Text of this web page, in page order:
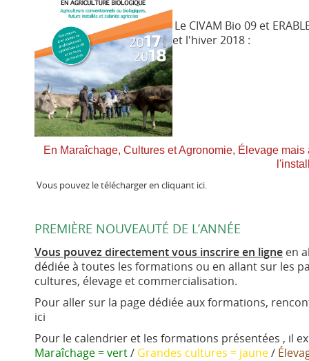
Le CIVAM Bio 09 et
et l'hiver 2018 :
En Maraîchage, Cultures et Agronomie, Élevage
Vous pouvez le télécharger en cliquant ici.
PREMIÈRE NOUVEAUTÉ DE L’ANNÉE
Vous pouvez directement vous inscrire en ligne en
dédiée à toutes les formations ou en allant sur les
cultures, élevage et commercialisation.
Pour aller sur la page dédiée aux formations,
ici
Pour le calendrier et les formations présentées , il
Maraîchage = vert/ Grandes cultures = jaune/